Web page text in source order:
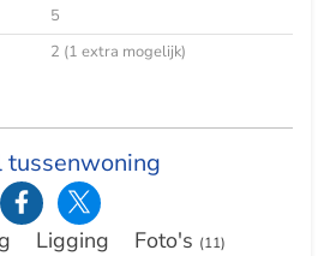
5
2 (1 extra mogelijk)
tussenwoning
Ligging Foto's (11)